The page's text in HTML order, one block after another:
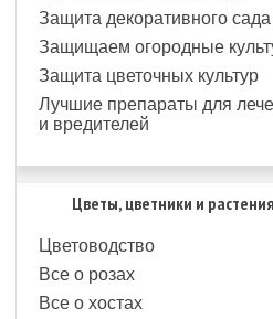
Защита декоративного сада
Защищаем огородные
Защита цветочных культур
Лучшие препараты для
и вредителей
Цветы, цветники и растения
Цветоводство
Все о розах
Все о хостах